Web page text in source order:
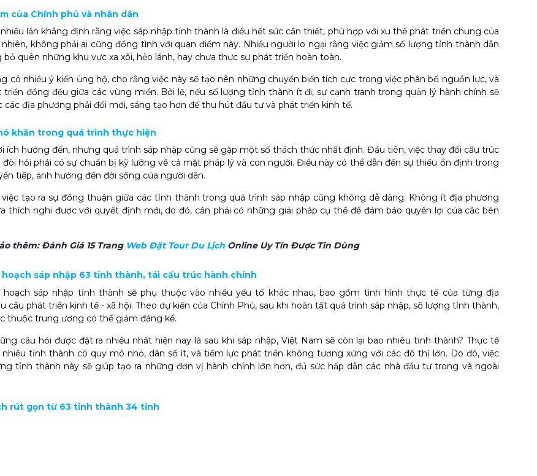
của Chính phủ và nhân dân
lần khẳng định rằng việc sáp nhập tỉnh thành là điều hết sức cần thiết, phù hợp với xu thế phát triển chung của
không phải ai cũng đồng tình với quan điểm này. Nhiều người lo ngại rằng việc giảm số lượng tỉnh thành dẫn
quên những khu vực xa xôi, hẻo lánh, hay chưa thực sự phát triển hoàn toàn.
có nhiều ý kiến ủng hộ, cho rằng việc này sẽ tạo nên những chuyển biến tích cực trong việc phân bổ nguồn lực, và
đồng đều giữa các vùng miền. Bởi lẽ, nếu số lượng tỉnh thành ít đi, sự cạnh tranh trong quản lý hành chính sẽ
các địa phương phải đổi mới, sáng tạo hơn để thu hút đầu tư và phát triển kinh tế.
khăn trong quá trình thực hiện
ích hướng đến, nhưng quá trình sáp nhập cũng sẽ gặp một số thách thức nhất định. Đầu tiên, việc thay đổi cấu trúc
đòi hỏi phải có sự chuẩn bị kỹ lưỡng về cả mặt pháp lý và con người. Điều này có thể dẫn đến sự thiếu ổn định trong
tiếp, ảnh hưởng đến đời sống của người dân.
tạo ra sự đồng thuận giữa các tỉnh thành trong quá trình sáp nhập cũng không dễ dàng. Không ít địa phương
thích nghi được với quyết định mới, do đó, cần phải có những giải pháp cụ thể để đảm bảo quyền lợi của các bên
thêm: Đánh Giá 15 Trang Web Đặt Tour Du Lịch​ Online Uy Tín Được Tin Dùng
hoạch sáp nhập 63 tỉnh thành, tái cấu trúc hành chính
hoạch sáp nhập tỉnh thành sẽ phụ thuộc vào nhiều yếu tố khác nhau, bao gồm tình hình thực tế của từng địa
cầu phát triển kinh tế - xã hội. Theo dự kiến của Chính Phủ, sau khi hoàn tất quá trình sáp nhập, số lượng tỉnh thành,
thuộc trung ương có thể giảm đáng kể.
câu hỏi được đặt ra nhiều nhất hiện nay là sau khi sáp nhập, Việt Nam sẽ còn lại bao nhiêu tỉnh thành? Thực tế
nhiều tỉnh thành có quy mô nhỏ, dân số ít, và tiềm lực phát triển không tương xứng với các đô thị lớn. Do đó, việc
tỉnh thành này sẽ giúp tạo ra những đơn vị hành chính lớn hơn, đủ sức hấp dẫn các nhà đầu tư trong và ngoài
rút gọn từ 63 tỉnh thành 34 tỉnh